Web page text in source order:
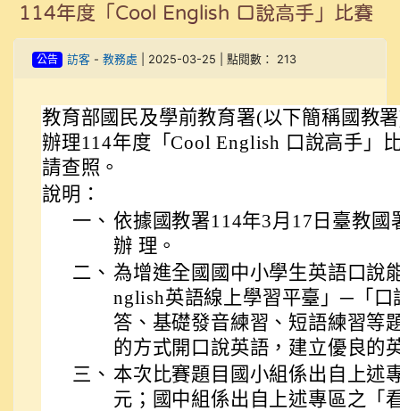
114年度「Cool English 口說高手」比賽
公告 訪客- 教務處 | 2025-03-25 | 點閱數： 213
教育部國民及學前教育署(以下簡稱國教
辦理114年度「Cool English 口說高手」
請查照。
說明：
一、 依據國教署114年3月17日臺教國
辦 理。
二、 為增進全國國中小學生英語口說
nglish英語線上學習平臺」─「口
答、基礎發音練習、短語練習等
的方式開口說英語，建立優良的
三、 本次比賽題目國小組係出自上述
元；國中組係出自上述專區之「